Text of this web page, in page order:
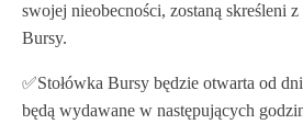
swojej nieobecności, zostaną skreśleni
Bursy.
✅️Stołówka Bursy będzie otwarta od
będą wydawane w następujących